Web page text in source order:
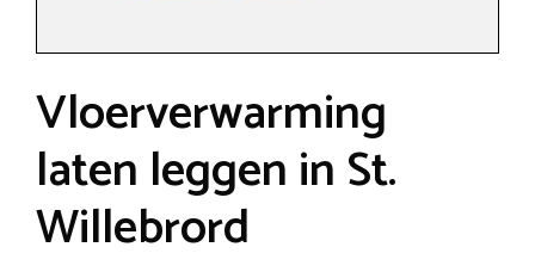
Vloerverwarming
laten leggen in St.
Willebrord